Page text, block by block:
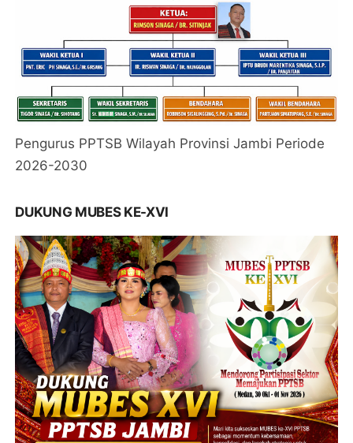
Pengurus PPTSB Wilayah Provinsi Jambi Periode
2026-2030
DUKUNG MUBES KE-XVI